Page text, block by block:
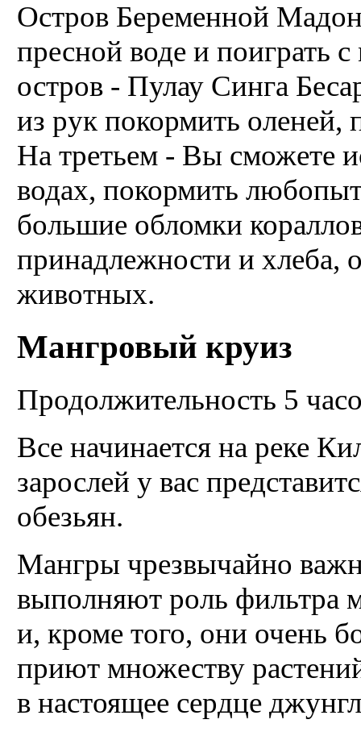
Остров Беременной
пресной воде и поиграть
остров - Пулау Синга
из рук покормить оленей,
На третьем - Вы сможете
водах, покормить
большие обломки
принадлежности и хлеба,
животных.
Мангровый круиз
Продолжительность 5
Все начинается на реке
зарослей у вас
обезьян.
Мангры чрезвычайно
выполняют роль фильтра
и, кроме того, они очень
приют множеству
в настоящее сердце